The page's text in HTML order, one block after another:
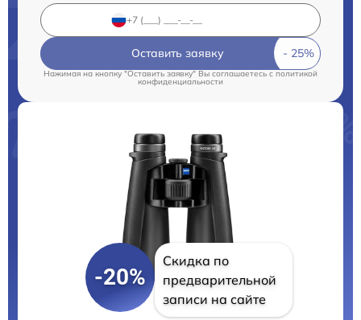
Оставить заявку
Нажимая на кнопку "Оставить заявку" Вы соглашаетесь cполитикой
конфиденциальности
-20%
Скидка по
предварительной
записи на сайте